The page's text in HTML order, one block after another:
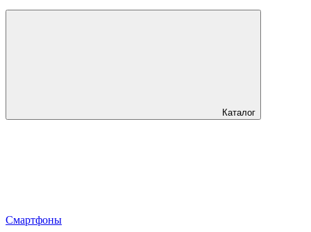
Каталог
Смартфоны